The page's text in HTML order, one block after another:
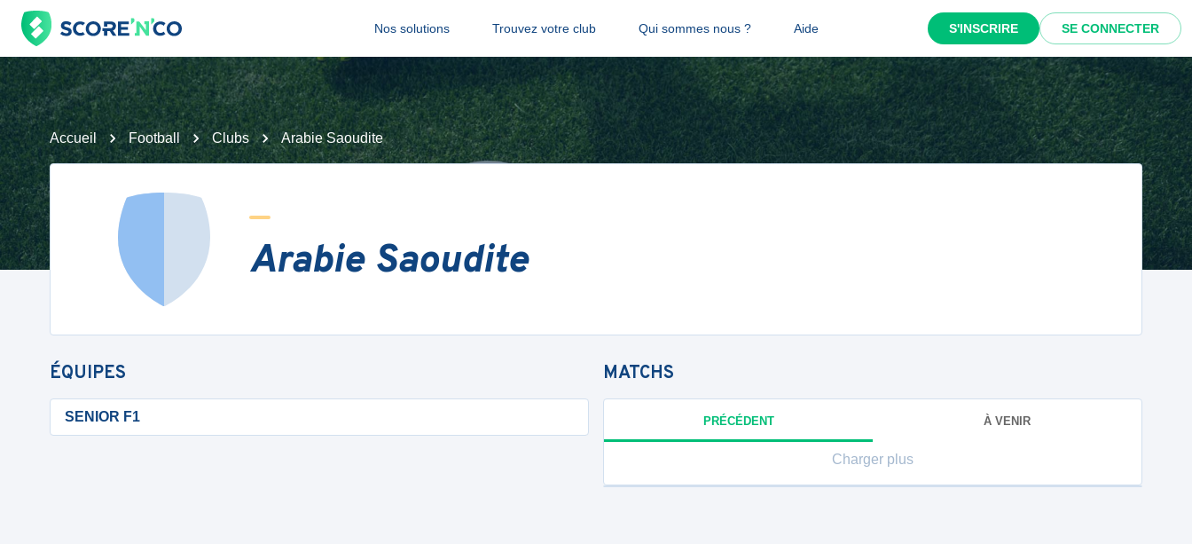
Nos solutions Trouvez votre club Qui sommes nous ? Aide S'INSCRIRE SE CONNECTER
Accueil Football Clubs Arabie Saoudite
Arabie Saoudite
ÉQUIPES
SENIOR F1
MATCHS
PRÉCÉDENT À VENIR
Charger plus